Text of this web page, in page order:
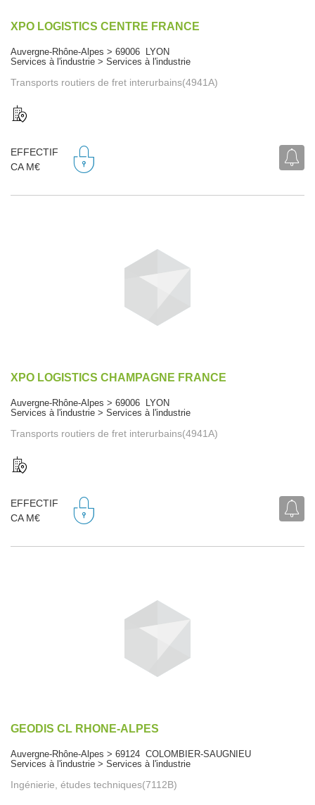
XPO LOGISTICS CENTRE FRANCE
Auvergne-Rhône-Alpes > 69006 LYON
Services à l'industrie > Services à l'industrie
Transports routiers de fret interurbains(4941A)
EFFECTIF
CA M€
XPO LOGISTICS CHAMPAGNE FRANCE
Auvergne-Rhône-Alpes > 69006 LYON
Services à l'industrie > Services à l'industrie
Transports routiers de fret interurbains(4941A)
EFFECTIF
CA M€
GEODIS CL RHONE-ALPES
Auvergne-Rhône-Alpes > 69124 COLOMBIER-SAUGNIEU
Services à l'industrie > Services à l'industrie
Ingénierie, études techniques(7112B)